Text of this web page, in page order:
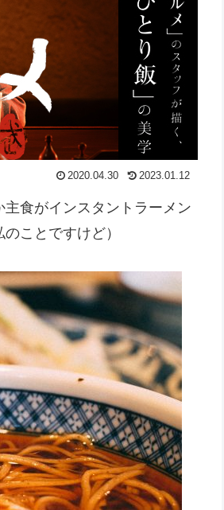
2020.04.30 2023.01.12
食がインスタントラーメン
ことですけど）